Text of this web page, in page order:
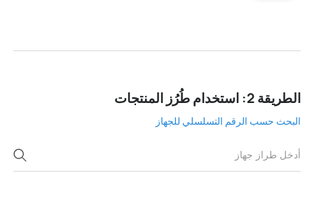
الطريقة 2: استخدام طُرُز المنتجات
البحث حسب الرقم التسلسلي للجهاز